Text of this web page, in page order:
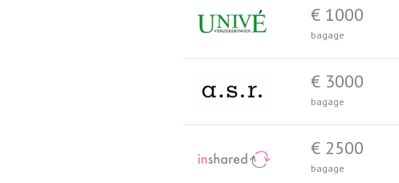
€ 1000
bagage
€ 3000
bagage
€ 2500
bagage